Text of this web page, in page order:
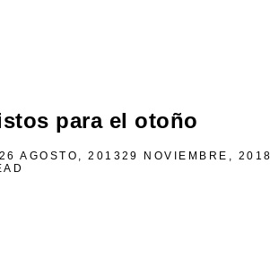
para el otoño
26 AGOSTO, 201329 NOVIEMBRE,